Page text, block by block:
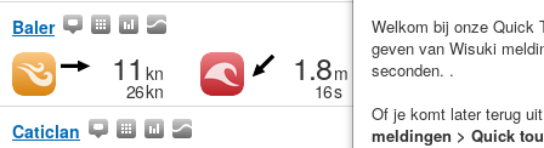
Baler
11 kn
26kn
1.8m
16s
Caticlan
Welkom bij onze Quick
geven van Wisuki
seconden. .
Of je komt later terug
meldingen > Quick